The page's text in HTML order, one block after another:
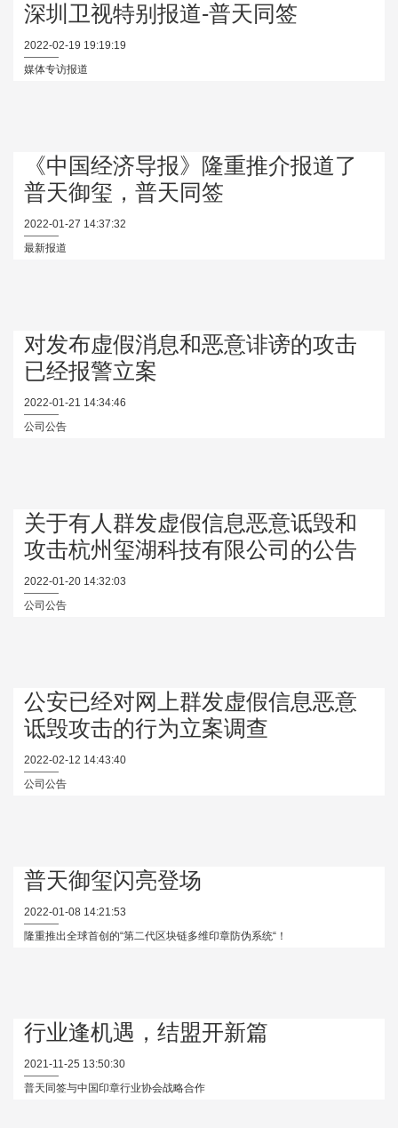
深圳卫视特别报道-普天同签
2022-02-19 19:19:19
媒体专访报道
《中国经济导报》隆重推介报道了
普天御玺，普天同签
2022-01-27 14:37:32
最新报道
对发布虚假消息和恶意诽谤的攻击
已经报警立案
2022-01-21 14:34:46
公司公告
关于有人群发虚假信息恶意诋毁和
攻击杭州玺湖科技有限公司的公告
2022-01-20 14:32:03
公司公告
公安已经对网上群发虚假信息恶意
诋毁攻击的行为立案调查
2022-02-12 14:43:40
公司公告
普天御玺闪亮登场
2022-01-08 14:21:53
隆重推出全球首创的“第二代区块链多维印章防伪系统“！
行业逢机遇，结盟开新篇
2021-11-25 13:50:30
普天同签与中国印章行业协会战略合作